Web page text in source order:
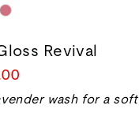
Revival
wash for a soft